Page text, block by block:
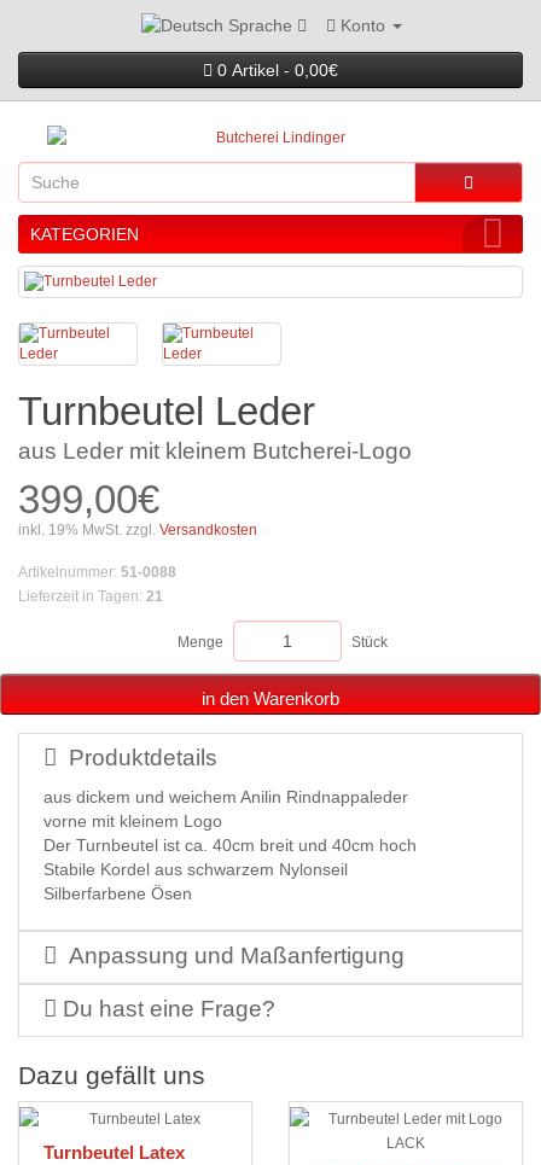
Sprache Konto
0 Artikel - 0,00€
KATEGORIEN
Turnbeutel Leder
aus Leder mit kleinem Butcherei-Logo
399,00€
inkl. 19% MwSt. zzgl. Versandkosten
Artikelnummer: 51-0088
Lieferzeit in Tagen: 21
Menge Stück
in den Warenkorb
Produktdetails
aus dickem und weichem Anilin Rindnappaleder
vorne mit kleinem Logo
Der Turnbeutel ist ca. 40cm breit und 40cm hoch
Stabile Kordel aus schwarzem Nylonseil
Silberfarbene Ösen
Anpassung und Maßanfertigung
Du hast eine Frage?
Dazu gefällt uns
Turnbeutel Latex